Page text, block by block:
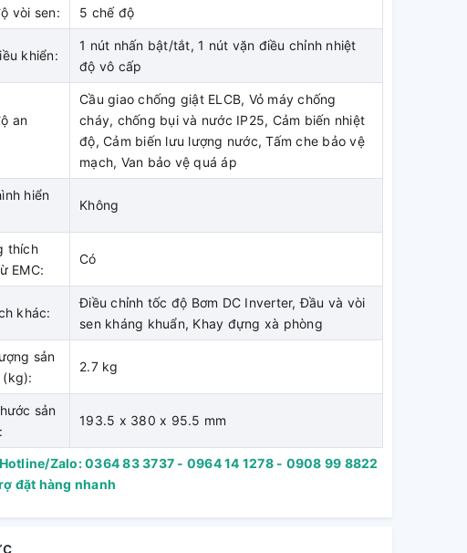
vòi sen: 5 chế độ
khiển:
1 nút nhấn bật/tắt, 1 nút vặn điều chỉnh nhiệt
độ vô cấp
an
Cầu giao chống giật ELCB, Vỏ máy chống
cháy, chống bụi và nước IP25, Cảm biến nhiệt
độ, Cảm biến lưu lượng nước, Tấm che bảo vệ
mạch, Van bảo vệ quá áp
hiển
Không
thích
EMC:
Có
khác:
Điều chỉnh tốc độ Bơm DC Inverter, Đầu và vòi
sen kháng khuẩn, Khay đựng xà phòng
sản
(kg):
2.7 kg
sản
193.5 x 380 x 95.5 mm
Zalo: 0364 83 3737 - 0964 14 1278 - 0908 99 8822
đặt hàng nhanh